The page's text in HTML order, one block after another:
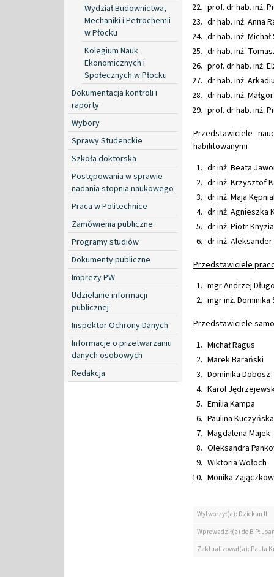
Wydział Budownictwa,
Mechaniki i Petrochemii
w Płocku
Kolegium Nauk
Ekonomicznych i
Społecznych w Płocku
Dokumentacja kontroli i
raporty
Wybory
Sprawy Studenckie
Szkoła doktorska
Postępowania w sprawie
nadania stopnia naukowego
Praca w Politechnice
Zamówienia publiczne
Programy studiów
Dokumenty publiczne
Imprezy PW
Udzielanie informacji
publicznej
Inspektor Ochrony Danych
Informacje o przetwarzaniu
danych osobowych
Redakcja
prof. dr hab. inż.
dr hab. inż. Anna
dr hab. inż.
dr hab. inż.
prof. dr hab. inż.
dr hab. inż.
dr hab. inż.
prof. dr hab. inż.
Przedstawiciele
habilitowanymi
dr inż. Beata
dr inż. Krzysztof
dr inż. Maja
dr inż. Agnieszka
dr inż. Piotr
dr inż. Aleksander
Przedstawiciele
mgr Andrzej
mgr inż. Dominika
Przedstawiciele
Michał Ragus
Marek Barański
Dominika Dobosz
Karol
Emilia Kampa
Paulina Kuczyńska
Magdalena Majek
Oleksandra
Wiktoria Wołoch
Monika
Wytworzył(a): Dziekan IL
Wprowadził(a) do BIP:
Zaktualizował(a): Paula